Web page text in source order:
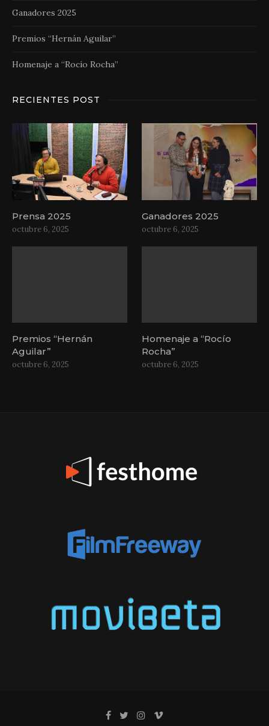
Ganadores 2025
Premios “Hernán Aguilar”
Homenaje a “Rocío Rocha”
RECIENTES POST
Prensa 2025
octubre 6, 2025
Ganadores 2025
octubre 6, 2025
Premios “Hernán
Aguilar”
octubre 6, 2025
Homenaje a “Rocío
Rocha”
octubre 6, 2025